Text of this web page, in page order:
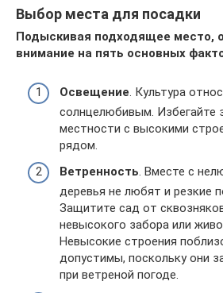
Выбор места для посадки
Подыскивая подходящее место,
внимание на пять основных
Освещение. Культура
солнцелюбивым. Избегайте
местности с высокими
рядом.
Ветренность. Вместе с
деревья не любят и резкие
Защитите сад от
невысокого забора или
Невысокие строения
допустимы, поскольку они
при ветреной погоде.